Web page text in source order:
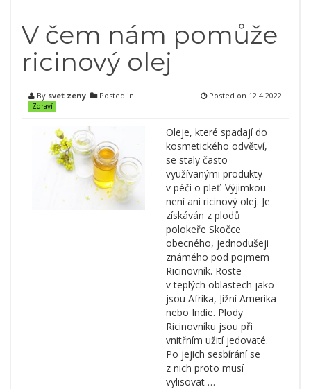
V čem nám pomůže
ricinový olej
By svet zeny Posted in
Zdraví
Posted on 12.4.2022
Oleje, které spadají do
kosmetického odvětví,
se staly často
využívanými produkty
v péči o pleť. Výjimkou
není ani ricinový olej. Je
získáván z plodů
polokeře Skočce
obecného, jednodušeji
známého pod pojmem
Ricinovník. Roste
v teplých oblastech jako
jsou Afrika, Jižní Amerika
nebo Indie. Plody
Ricinovníku jsou při
vnitřním užití jedovaté.
Po jejich sesbírání se
z nich proto musí
vylisovat …